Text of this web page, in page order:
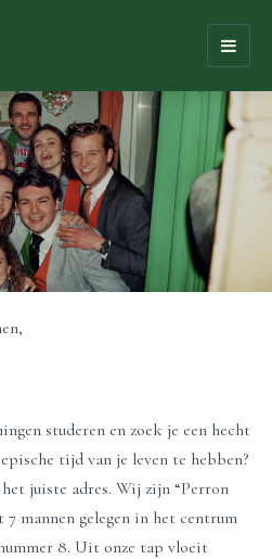
studeren en zoek je een hecht
tijd van je leven te hebben?
juiste adres. Wij zijn “Perron
7 mannen gelegen in het centrum
8. Uit onze tap vloeit